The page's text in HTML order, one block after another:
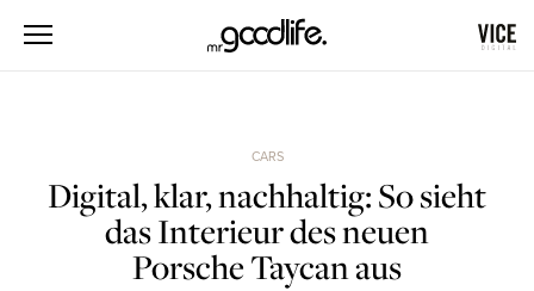
CARS
Digital, klar, nachhaltig: So sieht
das Interieur des neuen
Porsche Taycan aus